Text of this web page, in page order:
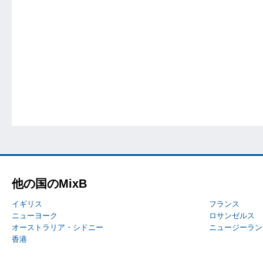
他の国のMixB
イギリス フランス
ニューヨーク
ロサンゼルス
オーストラリア・シドニー
ニュージーラ
香港